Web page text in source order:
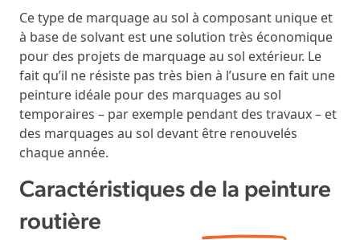
Ce type de marquage au sol à composant unique et
à base de solvant est une solution très économique
pour des projets de marquage au sol extérieur. Le
fait qu’il ne résiste pas très bien à l’usure en fait une
peinture idéale pour des marquages au sol
temporaires – par exemple pendant des travaux – et
des marquages au sol devant être renouvelés
chaque année.
Caractéristiques de la peinture
routière